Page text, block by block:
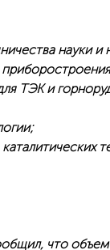
науки
ТЭК и
что